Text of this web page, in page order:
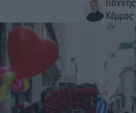
Γιάννης
Κέμμος